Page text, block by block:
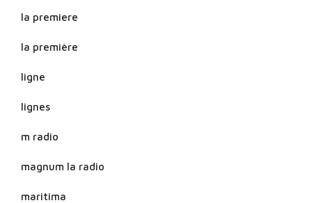
la premiere
la première
ligne
lignes
m radio
magnum la radio
maritima